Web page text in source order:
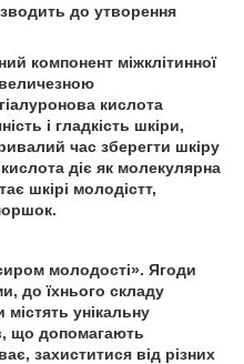
до утворення
компонент міжклітинної
кислота
і гладкість шкіри,
час зберегти шкіру
діє як молекулярна
шкірі молодістт,
молодості». Ягоди
до їхнього складу
унікальну
що допомагають
захиститися від різних